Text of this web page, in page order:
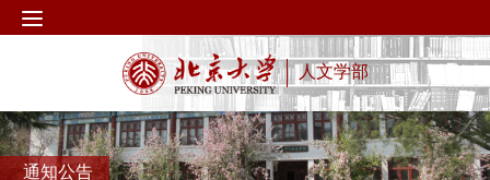
人文学部
通知公告